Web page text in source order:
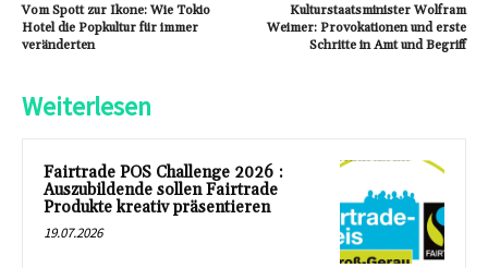
Vom Spott zur Ikone: Wie Tokio
Hotel die Popkultur für immer
veränderten
Kulturstaatsminister Wolfram
Weimer: Provokationen und erste
Schritte in Amt und Begriff
Weiterlesen
Fairtrade POS Challenge 2026 :
Auszubildende sollen Fairtrade
Produkte kreativ präsentieren
19.07.2026